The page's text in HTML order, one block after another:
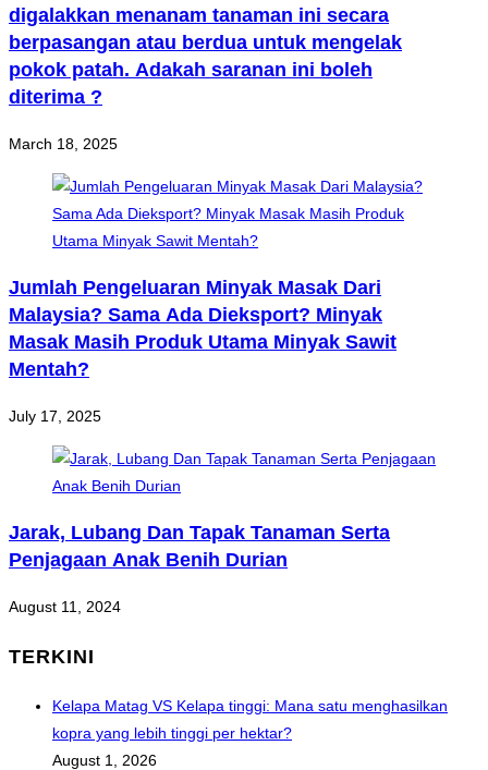
digalakkan menanam tanaman ini secara
berpasangan atau berdua untuk mengelak
pokok patah. Adakah saranan ini boleh
diterima ?
March 18, 2025
Jumlah Pengeluaran Minyak Masak Dari
Malaysia? Sama Ada Dieksport? Minyak
Masak Masih Produk Utama Minyak Sawit
Mentah?
July 17, 2025
Jarak, Lubang Dan Tapak Tanaman Serta
Penjagaan Anak Benih Durian
August 11, 2024
TERKINI
Kelapa Matag VS Kelapa tinggi: Mana satu menghasilkan
kopra yang lebih tinggi per hektar?
August 1, 2026